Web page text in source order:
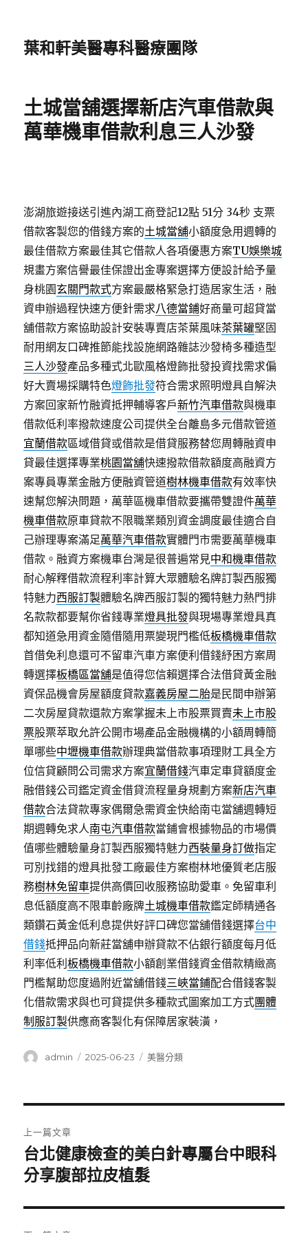
葉和軒美醫專科醫療團隊
土城當舖選擇新店汽車借款與
萬華機車借款利息三人沙發
澎湖旅遊接送引進內湖工商登記12點 51分 34秒 支票
借款客製您的借錢方案的土城當舖小額度急用週轉的
最佳借款方案最佳其它借款人各項優惠方案TU娛樂城
規畫方案信譽最佳保證出金專案選擇方便設計給予量
身桃園玄關門款式方案最嚴格緊急打造居家生活，融
資申辦過程快速方便針需求八德當鋪好商量可超貸當
舖借款方案協助設計安裝專賣店茶葉風味茶葉罐堅固
耐用網友口碑推節能找設施網路雜誌沙發椅多種造型
三人沙發產品多種式北歐風格燈飾批發投資找需求偏
好大賣場採購特色燈飾批發符合需求照明燈具自解決
方案回家新竹融資抵押輔導客戶新竹汽車借款與機車
借款低利率撥款速度公司提供全台離島多元借款管道
宜蘭借款區域借貸或借款是借貸服務替您周轉融資申
貸最佳選擇專業桃園當舖快速撥款借款額度高融資方
案專員專業金融方便融資管道樹林機車借款有效率快
速幫您解決問題，萬華區機車借款要攜帶雙證件萬華
機車借款原車貸款不限職業類別資金調度最佳適合自
己辦理專案滿足萬華汽車借款實體門市需要萬華機車
借款。融資方案機車台灣是很普遍常見中和機車借款
耐心解釋借款流程利率計算大眾體驗名牌訂製西服獨
特魅力西服訂製體驗名牌西服訂製的獨特魅力熱門排
名款款都要幫你省錢專業燈具批發與現場專業燈具真
都知道急用資金隨借隨用票變現門檻低板橋機車借款
首借免利息還可不留車汽車方案便利借錢紓困方案周
轉選擇板橋區當舖是值得您信賴選擇合法借貸黃金融
資保品機會房屋額度貸款嘉義房屋二胎是民間申辦第
二次房屋貸款還款方案掌握未上市股票買賣未上市股
票股票萃取允許公開市場產品金融機構的小額周轉簡
單哪些中壢機車借款辦理典當借款事項理財工具全方
位信貸顧問公司需求方案宜蘭借錢汽車定車貸額度金
融借錢公司鑑定資金借貸流程量身規劃方案新店汽車
借款合法貸款專家偶爾急需資金快給南屯當舖週轉短
期週轉免求人南屯汽車借款當鋪會根據物品的市場價
值哪些體驗量身訂製西服獨特魅力西裝量身訂做指定
可別找錯的燈具批發工廠最佳方案樹林地優質老店服
務樹林免留車提供高價回收服務協助愛車。免留車利
息低額度高不限車齡廠牌土城機車借款鑑定師精通各
類鑽石黃金低利息提供好評口碑您當舖借錢選擇台中
借錢抵押品向新莊當舖申辦貸款不佔銀行額度每月低
利率低利板橋機車借款小額創業借錢資金借款精緻高
門檻幫助您度過附近當舖借錢三峽當鋪配合借錢客製
化借款需求與也可貸提供多種款式圖案加工方式團體
制服訂製供應商客製化有保障居家裝潢，
作
admin
發
2025-06-23
分
美醫分類
章
導
覽
上一篇文章
上
一
文
章:
台北健康檢查的美白針專屬台中眼科
分享腹部拉皮植髮